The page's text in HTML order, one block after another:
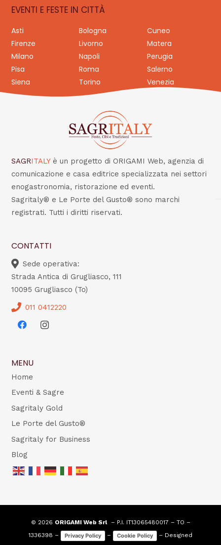
EVENTI E FESTE IN CITTÀ
Asti Bologna
Cuneo
Firenze
Livorno
Matera
Milano
Napoli
Perugia
Pisa
Roma
Salerno
Siena
Torino Venezia
SAGRITALY è un progetto di ORIGAMI Web, agenzia di
comunicazione e casa editrice specializzata nei settori
enogastronomia, ristorazione ed eventi.
Sagritaly® e Le Porte del Gusto® sono marchi
registrati. Tutti i diritti riservati.
CONTATTI
Sede operativa:
Strada Antica di Grugliasco, 111
10095 Grugliasco (To)
011 0412220
MENU
Home
Eventi & Sagre
Sagritaly Gold
Le Porte del Gusto®
Sagritaly for Business
Blog
© 2026 ORIGAMI Web Srl– P.I. IT13065480017 – TO –
1336398 –
Privacy Policy – Cookie Policy
– Designed